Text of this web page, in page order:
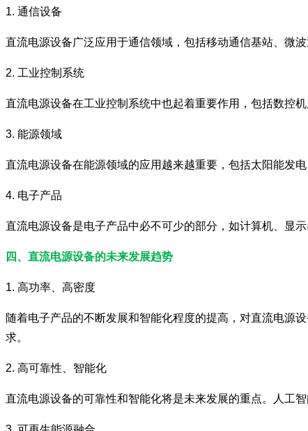
1. 通信设备
直流电源设备广泛应用于通信领域，包括移动通信基站、微
2. 工业控制系统
直流电源设备在工业控制系统中也起着重要作用，包括数控
3. 能源领域
直流电源设备在能源领域的应用越来越重要，包括太阳能发
4. 电子产品
直流电源设备是电子产品中必不可少的部分，如计算机、显
四、直流电源设备的未来发展趋势
1. 高功率、高密度
随着电子产品的不断发展和智能化程度的提高，对直流电源
求。
2. 高可靠性、智能化
直流电源设备的可靠性和智能化将是未来发展的重点。人工